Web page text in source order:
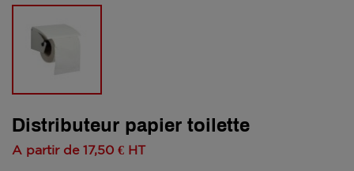
Distributeur papier toilette
A partir de 17,50 € HT